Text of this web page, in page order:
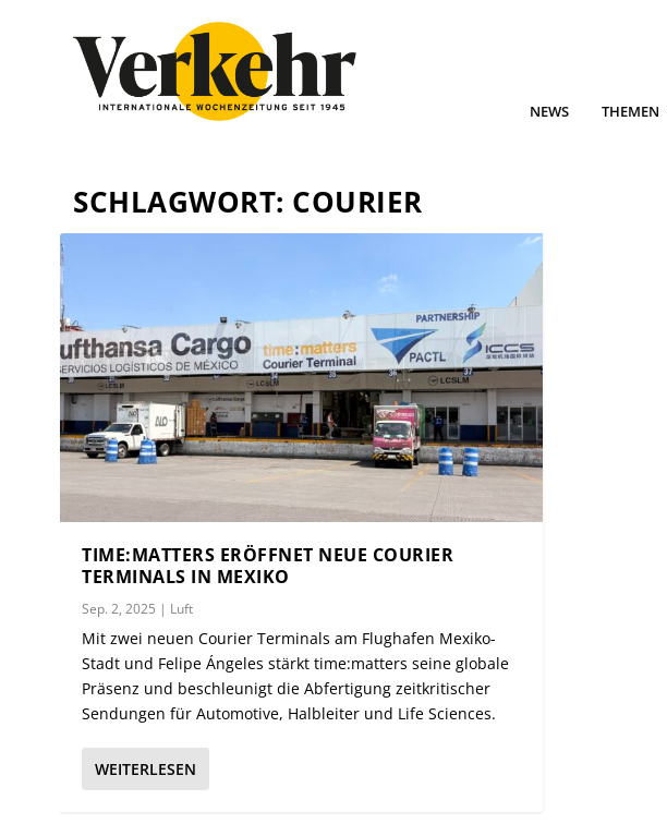
NEWS THEMEN
SCHLAGWORT: COURIER
TIME:MATTERS ERÖFFNET NEUE COURIER
TERMINALS IN MEXIKO
Sep. 2, 2025 | Luft
Mit zwei neuen Courier Terminals am Flughafen Mexiko-
Stadt und Felipe Ángeles stärkt time:matters seine globale
Präsenz und beschleunigt die Abfertigung zeitkritischer
Sendungen für Automotive, Halbleiter und Life Sciences.
WEITERLESEN